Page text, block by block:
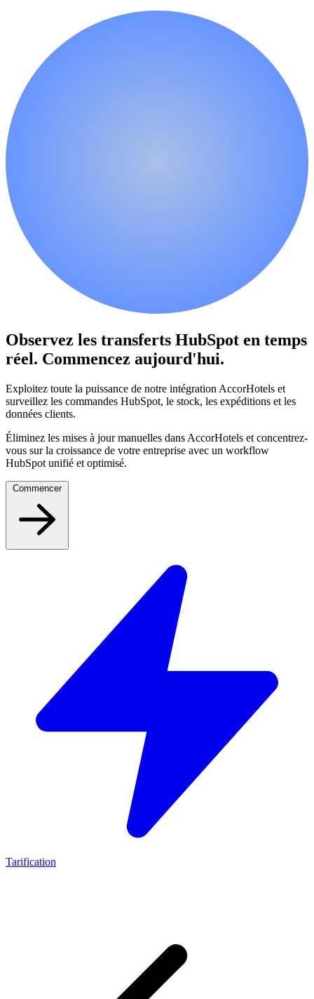
Observez les transferts HubSpot en temps
réel. Commencez aujourd'hui.
Exploitez toute la puissance de notre intégration AccorHotels et
surveillez les commandes HubSpot, le stock, les expéditions et les
données clients.
Éliminez les mises à jour manuelles dans AccorHotels et concentrez-
vous sur la croissance de votre entreprise avec un workflow
HubSpot unifié et optimisé.
Commencer
Tarification